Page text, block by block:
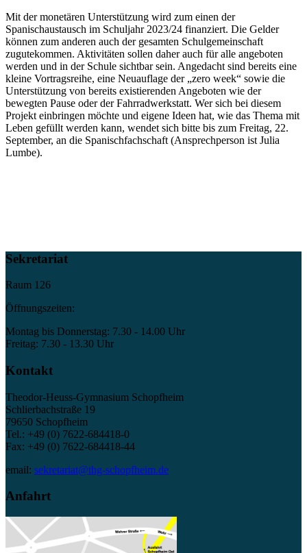
Mit der monetären Unterstützung wird zum einen der
Spanischaustausch im Schuljahr 2023/24 finanziert. Die Gelder
können zum anderen auch der gesamten Schulgemeinschaft
zugutekommen. Aktivitäten sollen daher auch für alle angeboten
werden und in der Schule sichtbar sein. Angedacht sind bereits eine
kleine Vortragsreihe, eine Neuauflage der „zero week“ sowie die
Unterstützung von bereits existierenden Angeboten wie der
bewegten Pause oder der Fahrradwerkstatt. Wer sich bei diesem
Projekt einbringen möchte und eigene Ideen hat, wie das Thema mit
Leben gefüllt werden kann, wendet sich bitte bis zum Freitag, 22.
September, an die Spanischfachschaft (Ansprechperson ist Julia
Lumbe).
Sekretariat
Raum 126
Öffnungszeiten:
Montag bis Donnerstag: 7.30 - 14.00 Uhr
Freitag: 7.30 - 13.30 Uhr
Kontakt
Theodor-Heuss-Gymnasium Schopfheim
Schlierbachstraße 19
79650 Schopfheim
Tel.: +49 (0) 7622-684418-0
Fax: +49 (0) 7622-684418-44
email: sekretariat@thg-schopfheim.de
Anfahrt